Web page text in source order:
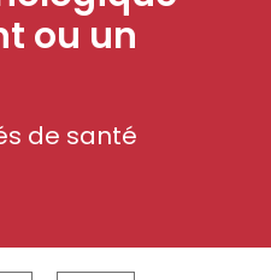
ou un
de santé